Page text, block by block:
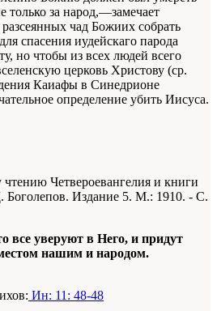
только за народ,—замечает
чад Божиих собрать
спасения иудейскаго парода
но чтобы из всех людей всего
церковь Христову (ср.
Каиафы в Синедрионе
определение убить Иисуса.
чтению Четвероевангелия и книги
Боголепов. Издание 5. М.: 1910. - С.
все уверуют в Него, и придут
нашим и народом.
Ин: 11: 48-48